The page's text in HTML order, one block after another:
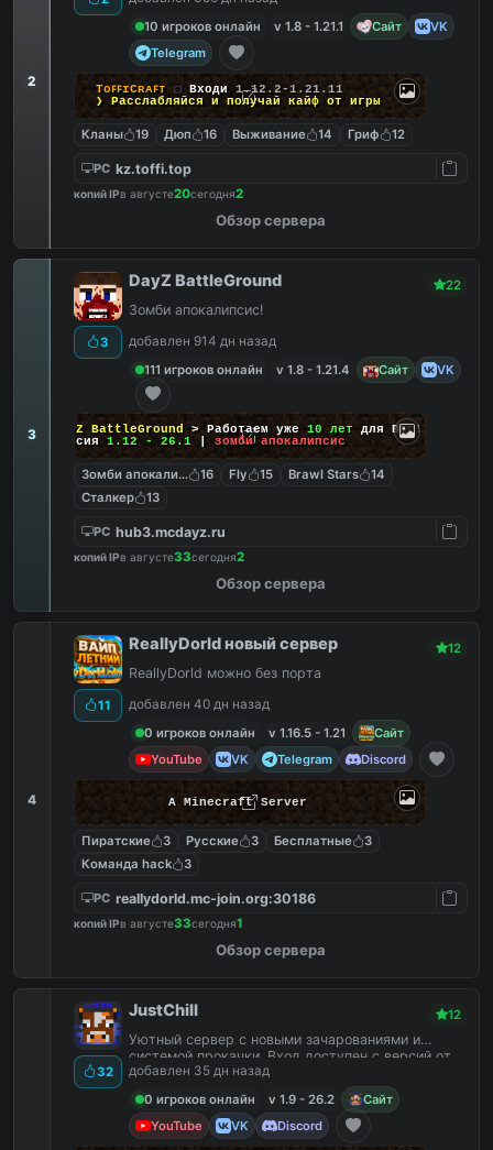
2
10 игроков онлайн
v 1.8 - 1.21.1 Сайт
VK
Telegram
TᴏꜰꜰɪCʀᴀꜰᴛ ▢ Входи 1.12.2-1.21.11
❯ Расслабляйся и получай кайфот игры
Кланы 19 Дюп 16 Выживание 14 Гриф 12
PC kz.toffi.top
копий IPв августе20сегодня2
Обзор сервера
3
3
DayZ BattleGround 22
Зомби апокалипсис!
добавлен 914 дн назад
111 игроков онлайн
v 1.8 - 1.21.4 Сайт VK
DayZ BattleGround > Работаем уже 10 лет для Вас!
Версия 1.12 - 26.1 | зомби апокалипсис
Зомби апокалипсис16 Fly 15 Brawl Stars
14
Сталкер
13
PC hub3.mcdayz.ru
копий IPв августе33сегодня2
Обзор сервера
4
11
ReallyDorld новый сервер 12
ReallyDorld можно без порта
добавлен 40 дн назад
0 игроков онлайн
v 1.16.5 - 1.21
Сайт
YouTube
VK Telegram Discord
A Minecraft Server
Пиратские 3 Русские 3 Бесплатные
3
Команда hack
3
PC reallydorld.mc-join.org:30186
копий IPв августе33сегодня1
Обзор сервера
32
JustChill 12
Уютный сервер с новыми зачарованиями и
системой прокачки. Вход доступен с версий от
1.9 до 26.2
добавлен 35 дн назад
0 игроков онлайн
v 1.9 - 26.2
Сайт
YouTube
VK Discord